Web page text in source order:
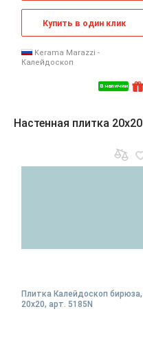
В наличии
Купить в один клик
Kerama Marazzi -
Калейдоскоп
Настенная плитка 20x20
Плитка Калейдоскоп бирюза,
20x20, арт. 5185N